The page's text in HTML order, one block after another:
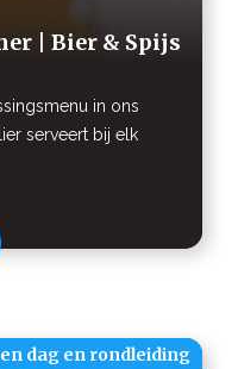
| Bier & Spijs
in ons
serveert bij elk
dag en rondleiding